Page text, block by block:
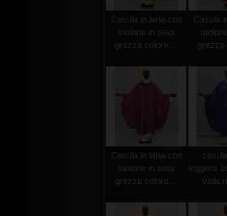
Casula in lana con
stolone in seta
grezza colore ...
Casula
Casula in lana con
stolone in seta
grezza colore ...
leggera
viola